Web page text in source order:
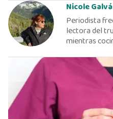
Nicole
Periodista
lectora del
mientras